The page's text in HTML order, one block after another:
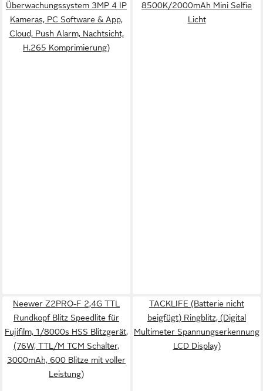
Überwachungssystem 3MP 4 IP
Kameras, PC Software & App,
Cloud, Push Alarm, Nachtsicht,
H.265 Komprimierung)
8500K/2000mAh Mini Selfie
Licht
Neewer Z2PRO-F 2,4G TTL
Rundkopf Blitz Speedlite für
Fujifilm, 1/8000s HSS Blitzgerät,
(76W, TTL/M TCM Schalter,
3000mAh, 600 Blitze mit voller
Leistung)
TACKLIFE (Batterie nicht
beigfügt) Ringblitz, (Digital
Multimeter Spannungserkennung
LCD Display)